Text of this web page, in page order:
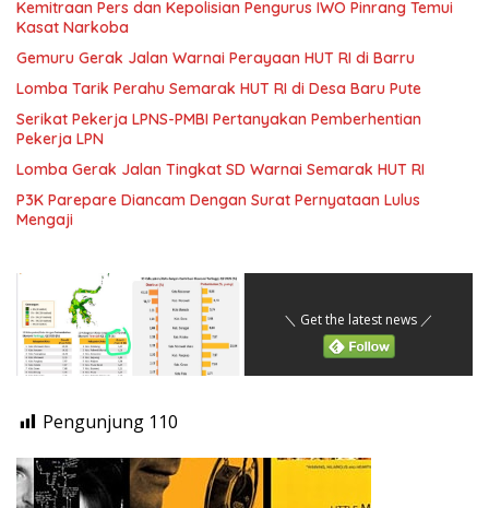
Kemitraan Pers dan Kepolisian Pengurus IWO Pinrang Temui
Kasat Narkoba
Gemuru Gerak Jalan Warnai Perayaan HUT RI di Barru
Lomba Tarik Perahu Semarak HUT RI di Desa Baru Pute
Serikat Pekerja LPNS-PMBI Pertanyakan Pemberhentian
Pekerja LPN
Lomba Gerak Jalan Tingkat SD Warnai Semarak HUT RI
P3K Parepare Diancam Dengan Surat Pernyataan Lulus
Mengaji
＼ Get the latest news ／
Pengunjung 110